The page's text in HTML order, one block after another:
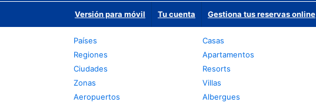
Versión para móvil Tu cuenta Gestiona tus reservas online
Países
Regiones
Ciudades
Zonas
Aeropuertos
Casas
Apartamentos
Resorts
Villas
Albergues